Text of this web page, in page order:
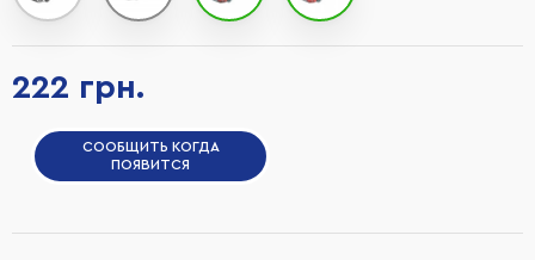
222 грн.
СООБЩИТЬ КОГДА
ПОЯВИТСЯ